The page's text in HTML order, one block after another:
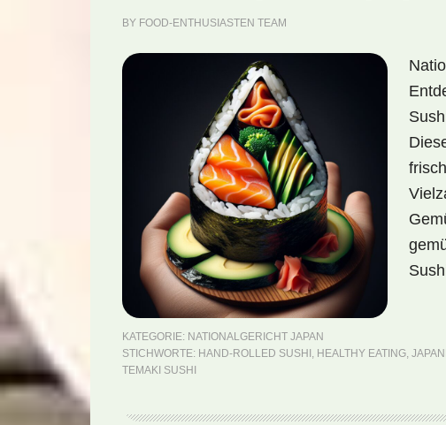
BY FOOD-ENTHUSIASTEN TEAM
KATEGORIE: NATIONALGERICHT JAPAN
STICHWORTE: HAND-ROLLED SUSHI , HEALTHY EATING,
TEMAKI SUSHI